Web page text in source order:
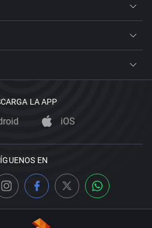
LA APP
iOS
EN